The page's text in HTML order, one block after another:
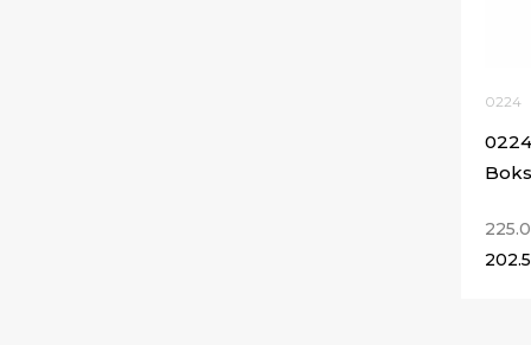
0224